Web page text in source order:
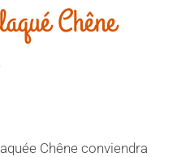
Chêne
Chêne conviendra